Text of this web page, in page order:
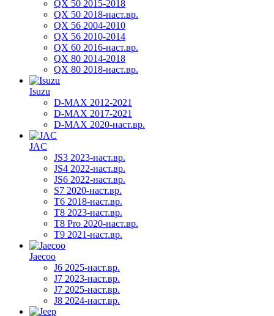
QX 50 2015-2018
QX 50 2018-наст.вр.
QX 56 2004-2010
QX 56 2010-2014
QX 60 2016-наст.вр.
QX 80 2014-2018
QX 80 2018-наст.вр.
Isuzu
D-MAX 2012-2021
D-MAX 2017-2021
D-MAX 2020-наст.вр.
JAC
JS3 2023-наст.вр.
JS4 2022-наст.вр.
JS6 2022-наст.вр.
S7 2020-наст.вр.
T6 2018-наст.вр.
T8 2023-наст.вр.
T8 Pro 2020-наст.вр.
T9 2021-наст.вр.
Jaecoo
J6 2025-наст.вр.
J7 2023-наст.вр.
J7 2025-наст.вр.
J8 2024-наст.вр.